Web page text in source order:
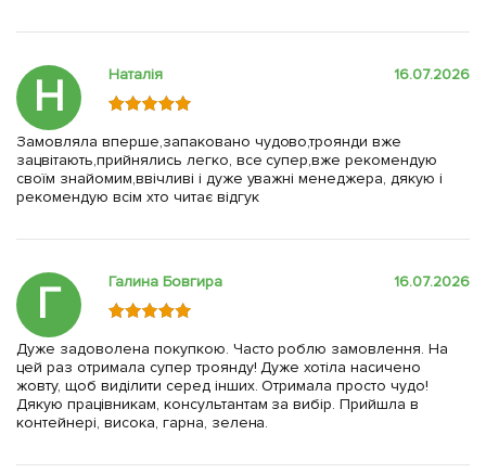
Н Наталія 16.07.2026
Замовляла вперше,запаковано чудово,троянди вже
зацвітають,прийнялись легко, все супер,вже рекомендую
своїм знайомим,ввічливі і дуже уважні менеджера, дякую і
рекомендую всім хто читає відгук
Г Галина Бовгира 16.07.2026
Дуже задоволена покупкою. Часто роблю замовлення. На
цей раз отримала супер троянду! Дуже хотіла насичено
жовту, щоб виділити серед інших. Отримала просто чудо!
Дякую працівникам, консультантам за вибір. Прийшла в
контейнері, висока, гарна, зелена.